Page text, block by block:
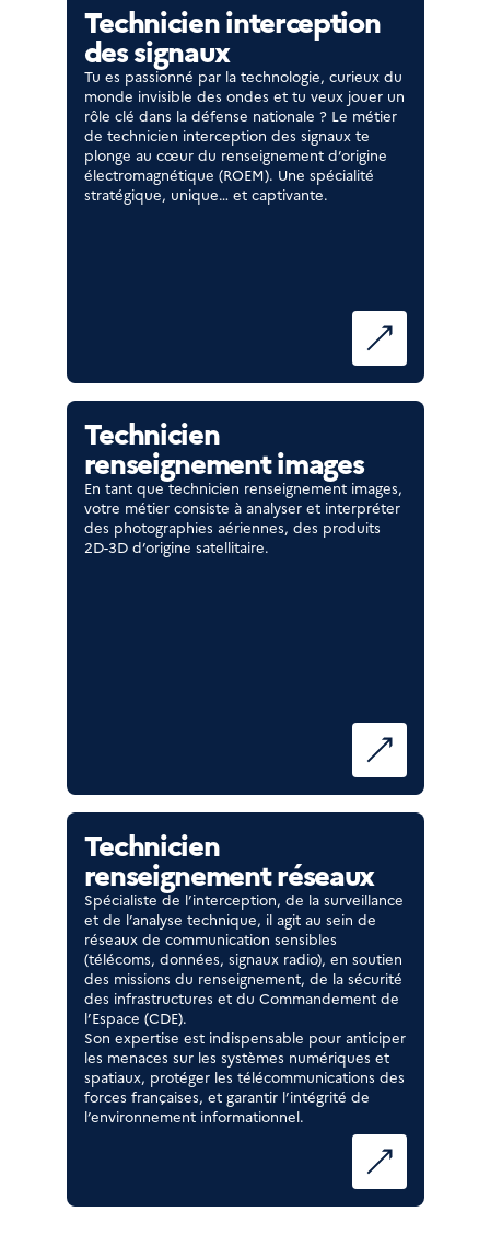
Technicien interception
des signaux
Tu es passionné par la technologie, curieux du
monde invisible des ondes et tu veux jouer un
rôle clé dans la défense nationale ? Le métier
de technicien interception des signaux te
plonge au cœur du renseignement d’origine
électromagnétique (ROEM). Une spécialité
stratégique, unique… et captivante.
Technicien
renseignement images
En tant que technicien renseignement images,
votre métier consiste à analyser et interpréter
des photographies aériennes, des produits
2D-3D d’origine satellitaire.
Technicien
renseignement réseaux
Spécialiste de l’interception, de la surveillance
et de l’analyse technique, il agit au sein de
réseaux de communication sensibles
(télécoms, données, signaux radio), en soutien
des missions du renseignement, de la sécurité
des infrastructures et du Commandement de
l’Espace (CDE).
Son expertise est indispensable pour anticiper
les menaces sur les systèmes numériques et
spatiaux, protéger les télécommunications des
forces françaises, et garantir l’intégrité de
l’environnement informationnel.